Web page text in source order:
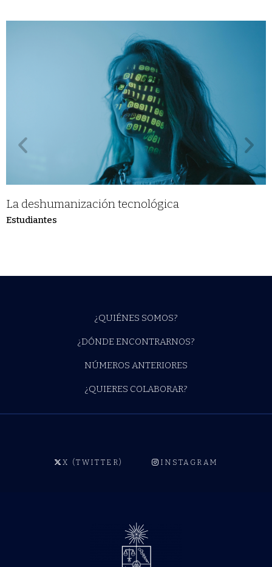
La deshumanización tecnológica
Estudiantes
¿QUIÉNES SOMOS?
¿DÓNDE ENCONTRARNOS?
NÚMEROS ANTERIORES
¿QUIERES COLABORAR?
X (TWITTER) INSTAGRAM